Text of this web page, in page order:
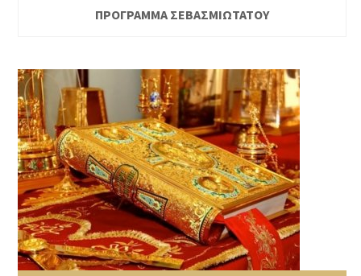
ΠΡΟΓΡΑΜΜΑ ΣΕΒΑΣΜΙΩΤΑΤΟΥ